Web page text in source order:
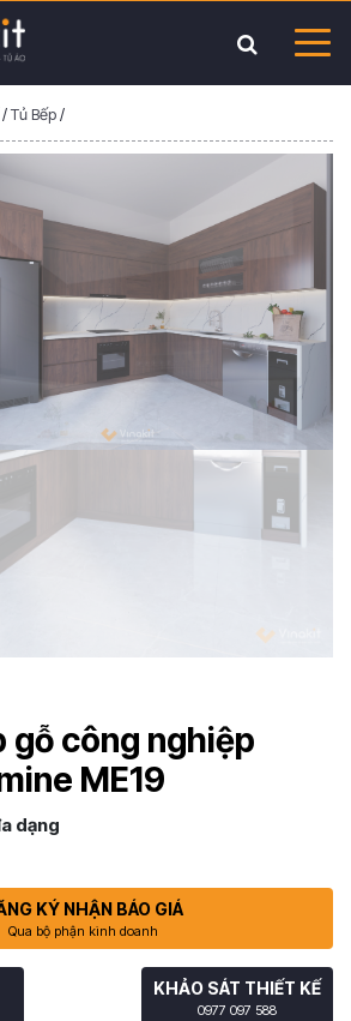
/Tủ Bếp/
gỗ công nghiệp
ME19
dạng
KÝ NHẬN BÁO GIÁ
Qua bộ phận kinh doanh
KHẢO SÁT THIẾT KẾ
0977 097 588